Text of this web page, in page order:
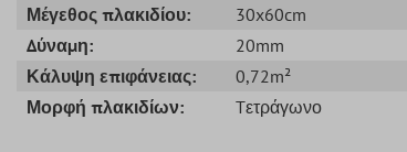
Μέγεθος πλακιδίου:
30x60cm
Δύναμη:
20mm
Κάλυψη επιφάνειας:
0,72m²
Μορφή πλακιδίων:
Tετράγωνο